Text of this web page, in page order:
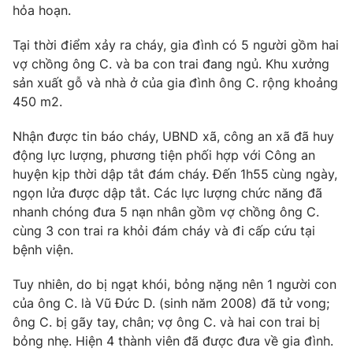
Góc doanh nghiệp
Truyền hình
Phim VTV
Hậu trường
Nhân vật
Khán giả
Giải sao mai
Giải trí
Điện ảnh
Sao
Đời sống
Du lịch
Làm đẹp
Chất lượng cuộc sống
Giáo dục
Tuyển sinh
Học trực tuyến
Công nghệ
Hitech Công nghệ tương lai
Thị trường
Tư vấn
Giao lưu trực tuyến
Lịch phát sóng
Chuyên mục khác
hỏa hoạn.
Tại thời điểm xảy ra cháy, gia đình có 5 người gồm hai
vợ chồng ông C. và ba con trai đang ngủ. Khu xưởng
sản xuất gỗ và nhà ở của gia đình ông C. rộng khoảng
450 m2.
Nhận được tin báo cháy, UBND xã, công an xã đã huy
động lực lượng, phương tiện phối hợp với Công an
huyện kịp thời dập tắt đám cháy. Đến 1h55 cùng ngày,
ngọn lửa được dập tắt. Các lực lượng chức năng đã
nhanh chóng đưa 5 nạn nhân gồm vợ chồng ông C.
cùng 3 con trai ra khỏi đám cháy và đi cấp cứu tại
bệnh viện.
Tuy nhiên, do bị ngạt khói, bỏng nặng nên 1 người con
của ông C. là Vũ Đức D. (sinh năm 2008) đã tử vong;
ông C. bị gãy tay, chân; vợ ông C. và hai con trai bị
bỏng nhẹ. Hiện 4 thành viên đã được đưa về gia đình.